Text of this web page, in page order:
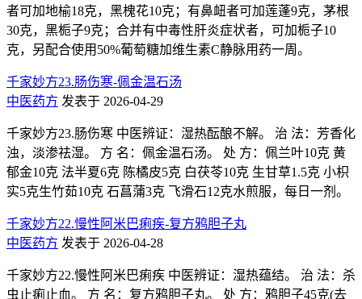
者可加地榆18克，黑槐花10克；有鼻衄者可加莲蓬9克，茅根
30克，黑栀子9克；合并有中毒性肝炎症状者，可加栀子10
克，另配合使用50%葡萄糖加维生素C静脉用药一周。
千家妙方23.肠伤寒-佩金温石汤
中医药方 发表于 2026-04-29
千家妙方23.肠伤寒 中医辨证：湿热酝酿不解。 治 法：芳香化
浊，淡渗祛湿。 方 名：佩金温石汤。 处 方：佩兰叶10克 黄
郁金10克 法半夏6克 陈橘皮5克 白茯苓10克 生甘草1.5克 小枳
实5克生竹茹10克 石菖蒲3克 飞滑石12克水煎服，每日一剂。
千家妙方22.慢性阿米巴痢疾-复方鸦胆子丸
中医药方 发表于 2026-04-28
千家妙方22.慢性阿米巴痢疾 中医辨证：湿热蕴结。 治 法：杀
虫止痢止血。 方 名：复方鸦胆子丸。 处 方：鸦胆子45克(去